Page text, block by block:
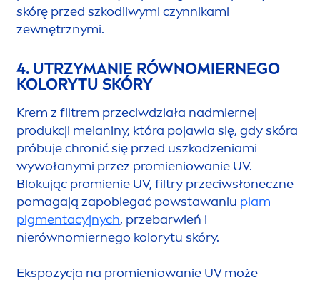
skórę przed szkodliwymi czynnikami
zewnętrznymi.
4. UTRZYMANIE RÓWNOMIERNEGO
KOLORYTU SKÓRY
Krem z filtrem przeciwdziała nadmiernej
produkcji melaniny, która pojawia się, gdy skóra
próbuje chronić się przed uszkodzeniami
wywołanymi przez promieniowanie UV.
Blokując promienie UV, filtry przeciwsłoneczne
pomagają zapobiegać powstawaniu plam
pigmentacyjnych, przebarwień i
nierównomiernego kolorytu skóry.
Ekspozycja na promieniowanie UV może